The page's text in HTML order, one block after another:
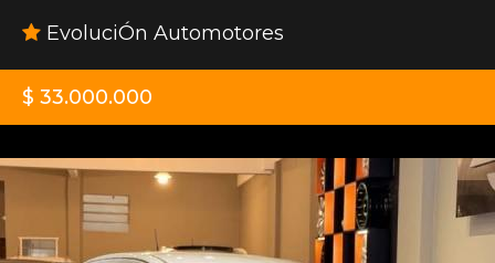
EvoluciÓn Automotores
$ 33.000.000